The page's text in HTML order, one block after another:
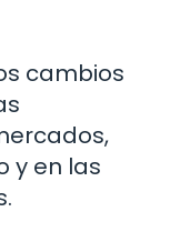
cambios
y en las